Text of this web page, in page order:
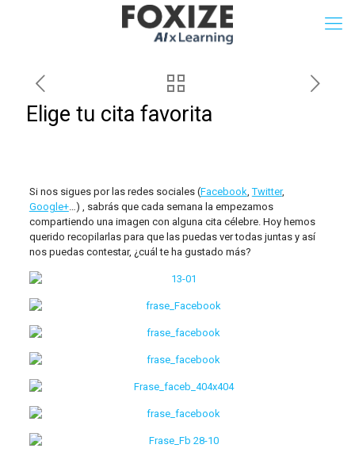
Elige tu cita favorita
Si nos sigues por las redes sociales (Facebook,Twitter,
Google+…) , sabrás que cada semana la empezamos
compartiendo una imagen con alguna cita célebre. Hoy hemos
querido recopilarlas para que las puedas ver todas juntas y así
nos puedas contestar, ¿cuál te ha gustado más?